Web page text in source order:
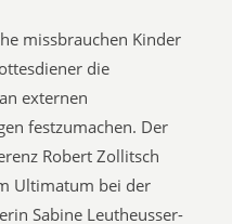
missbrauchen Kinder
die
externen
festzumachen. Der
Robert Zollitsch
Ultimatum bei der
Sabine Leutheusser-